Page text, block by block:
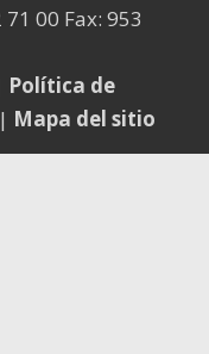
00 Fax: 953
Política de
| Mapa del sitio